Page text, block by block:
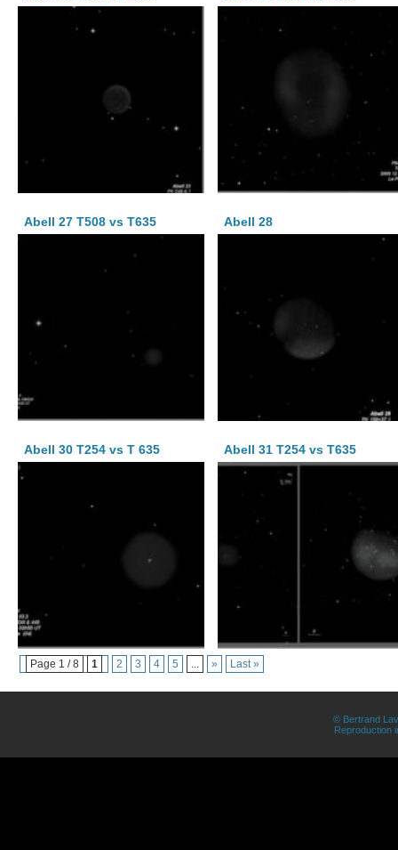
Abell 27 T508 vs T635 Abell 28
Abell 30 T254 vs T 635 Abell 31 T254 vs T635
Page 1 / 8 1 2 3 4 5 ... » Last »
© Bertrand
Reproduction